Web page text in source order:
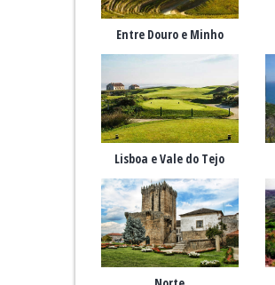
Entre Douro e Minho
Lisboa e Vale do Tejo